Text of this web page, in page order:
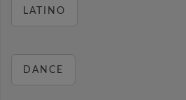
LATINO
DANCE